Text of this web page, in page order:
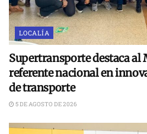
LOCALÍA
Supertransporte destaca al
referente nacional en
de transporte
5 DE AGOSTO DE 2026